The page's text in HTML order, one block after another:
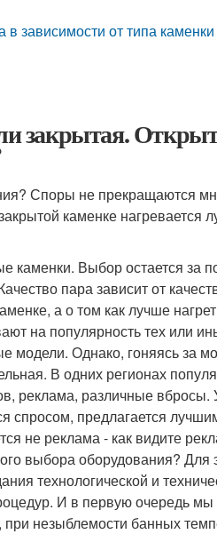
зависимости от типа каменки
закрытая.
Споры не прекращаются
каменке нагревается
каменки. Выбор остается за
пара зависит от
а о том как лучше
на популярность тех или
модели. Однако, гоняясь за
В одних регионах
реклама, различные
спросом, предлагается
не реклама - как видите
выбора оборудования? Для
технологической и
И в первую очередь
незыблемости банных